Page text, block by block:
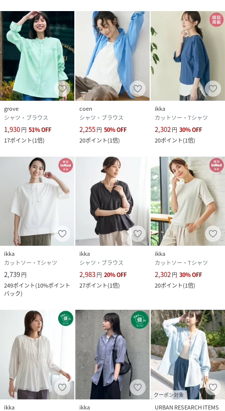
grove
シャツ・ブラウス
1,930円 51%OFF
17ポイント(1倍)
coen
シャツ・ブラウス
2,255円 50%OFF
20ポイント(1倍)
ikka
カットソー・Tシャツ
2,302 円 30%OFF
20ポイント(1倍)
ikka
カットソー・Tシャツ
2,739円
249ポイント(10%ポイント
バック)
ikka
シャツ・ブラウス
2,983円 20%OFF
27ポイント(1倍)
ikka
カットソー・Tシャツ
2,302円 30%OFF
20ポイント(1倍)
ikka ikka
クーポン対象
URBAN RESEARCH ITEMS